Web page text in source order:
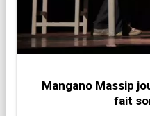
Mangano Massip
fait